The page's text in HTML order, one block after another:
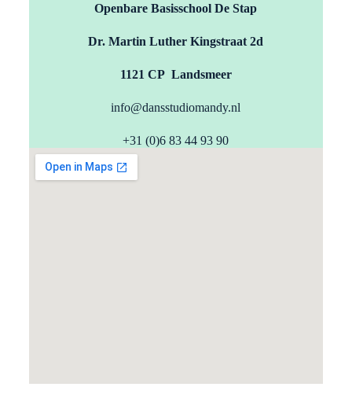
Openbare Basisschool De Stap
Dr. Martin Luther Kingstraat 2d
1121 CP Landsmeer
info@dansstudiomandy.nl
+31 (0)6 83 44 93 90